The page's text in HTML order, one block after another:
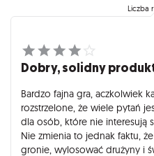
Liczba
Dobry, solidny
Bardzo fajna gra, aczkolwiek
rozstrzelone, że wiele pytań
dla osób, które nie interesują
Nie zmienia to jednak faktu,
gronie, wylosować drużyny i